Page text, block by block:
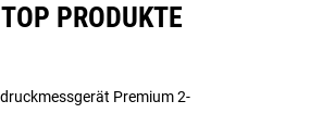
TOP PRODUKTE